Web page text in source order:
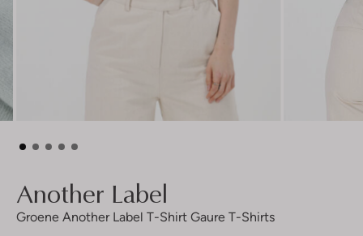
Another Label
Groene Another Label T-Shirt Gaure T-Shirts